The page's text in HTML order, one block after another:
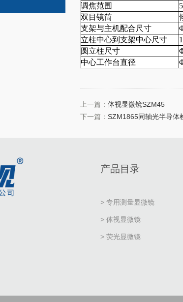
调焦范围
双目镜筒
支架与主机配合尺寸
立柱中心到支架中心尺寸
圆立柱尺寸
中心工作台直径
上一篇： 体视显微镜SZM45
下一篇： SZM1865同轴光半导体
产品目录
> 专用测量显微镜
> 体视显微镜
> 荧光显微镜